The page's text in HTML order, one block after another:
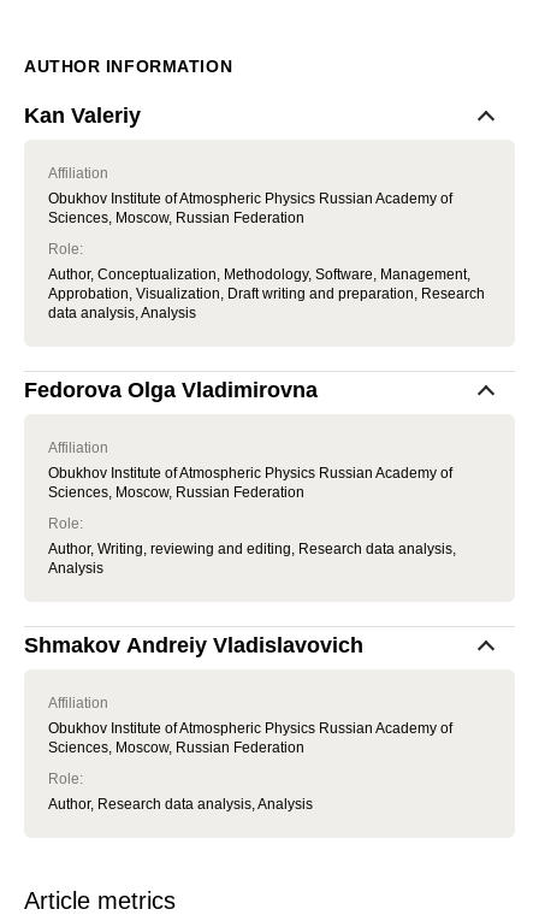
AUTHOR INFORMATION
Kan Valeriy
Affiliation
Obukhov Institute of Atmospheric Physics Russian Academy of
Sciences, Moscow, Russian Federation
Role:
Author, Conceptualization, Methodology, Software, Management,
Approbation, Visualization, Draft writing and preparation, Research
data analysis, Analysis
Fedorova Olga Vladimirovna
Affiliation
Obukhov Institute of Atmospheric Physics Russian Academy of
Sciences, Moscow, Russian Federation
Role:
Author, Writing, reviewing and editing, Research data analysis,
Analysis
Shmakov Andreiy Vladislavovich
Affiliation
Obukhov Institute of Atmospheric Physics Russian Academy of
Sciences, Moscow, Russian Federation
Role:
Author, Research data analysis, Analysis
Article metrics